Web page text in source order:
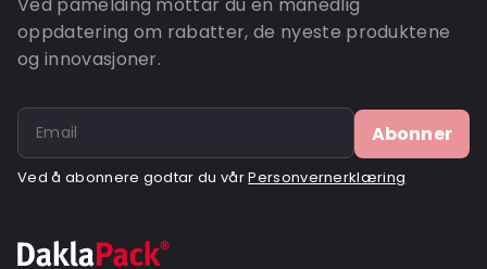
oppdatering om rabatter, de nyeste produktene
og innovasjoner.
Abonner
Ved å abonnere godtar du vårPersonvernerklæring